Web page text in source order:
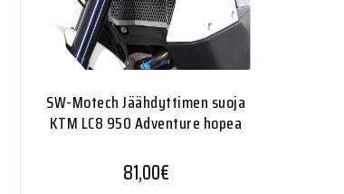
SW-Motech Jäähdyttimen suoja
KTM LC8 950 Adventure hopea
81,00€